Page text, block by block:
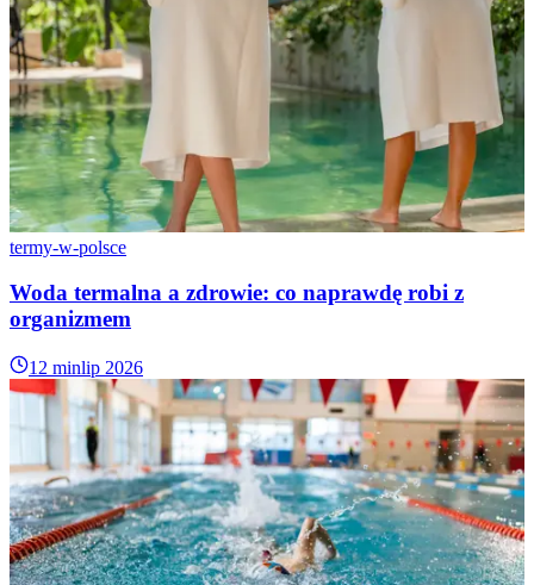
termy-w-polsce
Woda termalna a zdrowie: co naprawdę robi z
organizmem
12 minlip 2026